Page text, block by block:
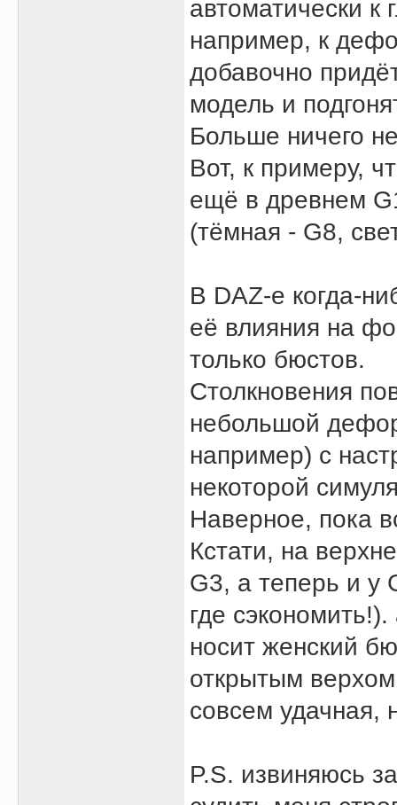
автоматически к
например, к
добавочно
модель и
Больше ничего
Вот, к примеру,
ещё в древнем
(тёмная - G8,
В DAZ-е когда-
её влияния на
только бюстов.
Столкновения
небольшой
например) с
некоторой
Наверное, пока
Кстати, на
G3, а теперь и у
где
носит женский
открытым
совсем удачная,
P.S. извиняюсь